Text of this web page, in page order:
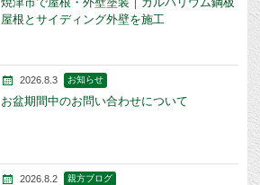
屋根とサイディング外壁を施工
2026.8.3 お知らせ
お盆期間中のお問い合わせについて
2026.8.2 親方ブログ